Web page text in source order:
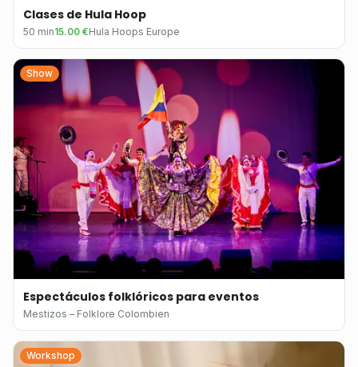
Clases de Hula Hoop
50 min15.00 €Hula Hoops Europe
Show
Espectáculos folklóricos para eventos
Mestizos – Folklore Colombien
Workshop